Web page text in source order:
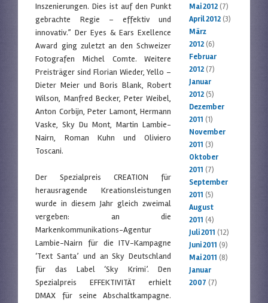
Inszenierungen. Dies ist auf den Punkt
gebrachte Regie – effektiv und
innovativ.” Der Eyes & Ears Exellence
Award ging zuletzt an den Schweizer
Fotografen Michel Comte. Weitere
Preisträger sind Florian Wieder, Yello –
Dieter Meier und Boris Blank, Robert
Wilson, Manfred Becker, Peter Weibel,
Anton Corbijn, Peter Lamont, Hermann
Vaske, Sky Du Mont, Martin Lambie-
Nairn, Roman Kuhn und Oliviero
Toscani.
Der Spezialpreis CREATION für
herausragende Kreationsleistungen
wurde in diesem Jahr gleich zweimal
vergeben: an die
Markenkommunikations-Agentur
Lambie-Nairn für die ITV-Kampagne
‘Text Santa’ und an Sky Deutschland
für das Label ‘Sky Krimi’. Den
Spezialpreis EFFEKTIVITÄT erhielt
DMAX für seine Abschaltkampagne.
Mai 2012(7)
April 2012(3)
März
2012(6)
Februar
2012(7)
Januar
2012(5)
Dezember
2011 (1)
November
2011 (3)
Oktober
2011 (7)
September
2011 (5)
August
2011 (4)
Juli 2011 (12)
Juni 2011 (9)
Mai 2011 (8)
Januar
2007 (7)